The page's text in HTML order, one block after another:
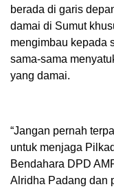
berada di garis
damai di Sumut
mengimbau kepada
sama-sama
yang damai.
“Jangan pernah
untuk menjaga
Bendahara DPD
Alridha Padang dan